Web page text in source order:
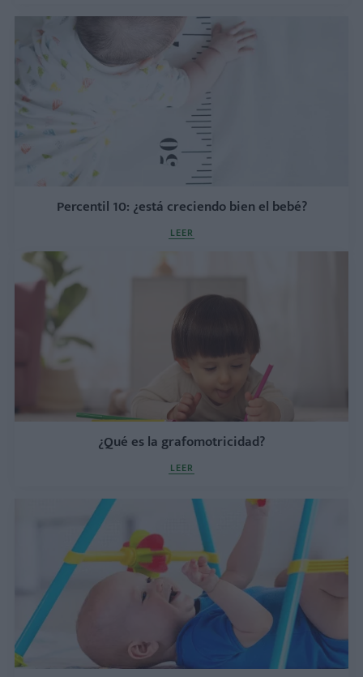
Percentil 10: ¿está creciendo bien el bebé?
LEER
¿Qué es la grafomotricidad?
LEER